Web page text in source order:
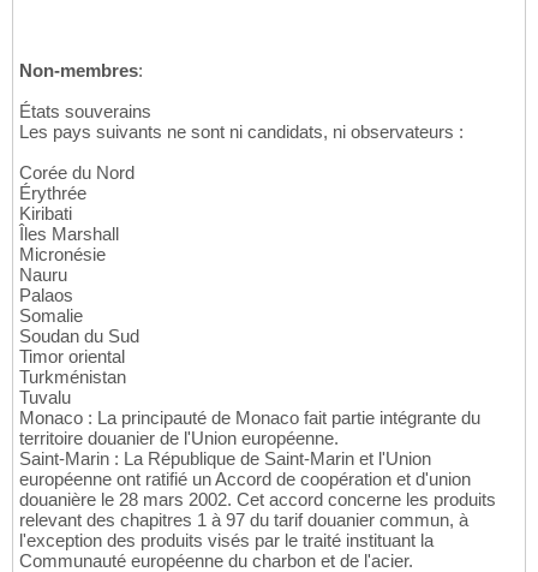
Non-membres:
États souverains
Les pays suivants ne sont ni candidats, ni observateurs :
Corée du Nord
Érythrée
Kiribati
Îles Marshall
Micronésie
Nauru
Palaos
Somalie
Soudan du Sud
Timor oriental
Turkménistan
Tuvalu
Monaco : La principauté de Monaco fait partie intégrante du
territoire douanier de l'Union européenne.
Saint-Marin : La République de Saint-Marin et l'Union
européenne ont ratifié un Accord de coopération et d'union
douanière le 28 mars 2002. Cet accord concerne les produits
relevant des chapitres 1 à 97 du tarif douanier commun, à
l'exception des produits visés par le traité instituant la
Communauté européenne du charbon et de l'acier.